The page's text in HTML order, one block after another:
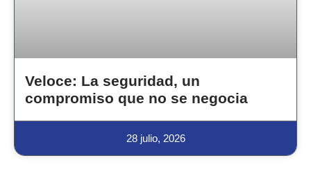
Veloce: La seguridad, un
compromiso que no se negocia
28 julio, 2026